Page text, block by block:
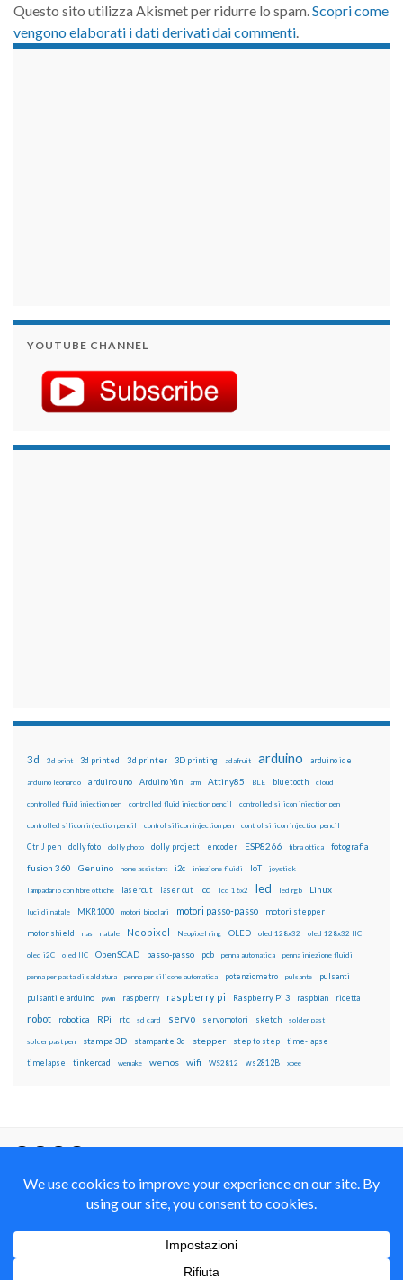
Questo sito utilizza Akismet per ridurre lo spam.Scopri come
vengono elaborati i dati derivati dai commenti.
YOUTUBE CHANNEL
3d 3d print 3d printed 3d printer 3D printing adafruit arduino arduino ide
arduino leonardo arduino uno Arduino Yún arm Attiny85 BLE bluetooth cloud
controlled fluid injection pen controlled fluid injection pencil controlled silicon injection pen
controlled silicon injection pencil control silicon injection pen control silicon injection pencil
CtrlJ pen dolly foto dolly photo dolly project encoder ESP8266 fibra ottica fotografia
fusion 360 Genuino home assistant i2c iniezione fluidi IoT joystick
lampadario con fibre ottiche lasercut laser cut lcd lcd 16x2 led led rgb Linux
luci di natale MKR1000 motori bipolari motori passo-passo motori stepper
motor shield nas natale Neopixel Neopixel ring OLED oled 128x32 oled 128x32 IIC
oled i2C oled IIC OpenSCAD passo-passo pcb penna automatica penna iniezione fluidi
penna per pasta di saldatura penna per silicone automatica potenziometro pulsante pulsanti
pulsanti e arduino pwm raspberry raspberry pi Raspberry Pi 3 raspbian ricetta
robot robotica RPi rtc sd card servo servomotori sketch solder past
solder past pen stampa 3D stampante 3d stepper step to step time-lapse
timelapse tinkercad wemake wemos wifi WS2812 ws2812B xbee
Alike 4.0 International